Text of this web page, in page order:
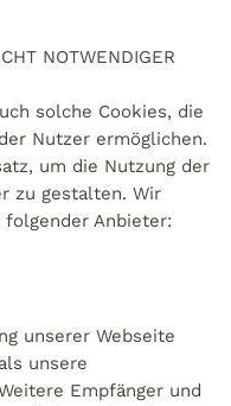
NOTWENDIGER
solche Cookies, die
Nutzer ermöglichen.
um die Nutzung der
zu gestalten. Wir
folgender Anbieter:
unserer Webseite
unsere
Empfänger und